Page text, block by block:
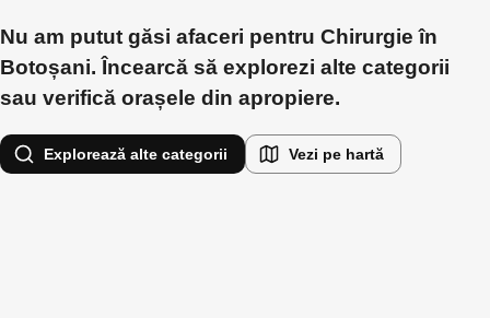
Nu am putut găsi afaceri pentru Chirurgie în
Botoșani. Încearcă să explorezi alte categorii
sau verifică orașele din apropiere.
Explorează alte categorii Vezi pe hartă